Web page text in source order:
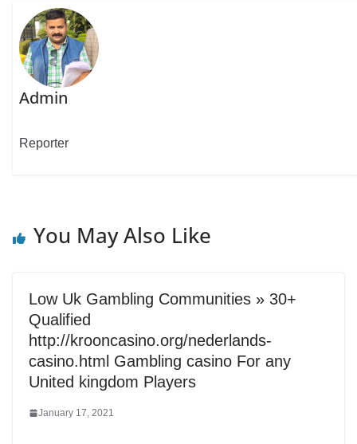
Admin
Reporter
You May Also Like
Low Uk Gambling Communities » 30+
Qualified
http://krooncasino.org/nederlands-
casino.html Gambling casino For any
United kingdom Players
January 17, 2021